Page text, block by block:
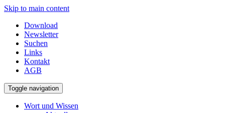
Skip to main content
Download
Newsletter
Suchen
Links
Kontakt
AGB
Toggle navigation
Wort und Wissen